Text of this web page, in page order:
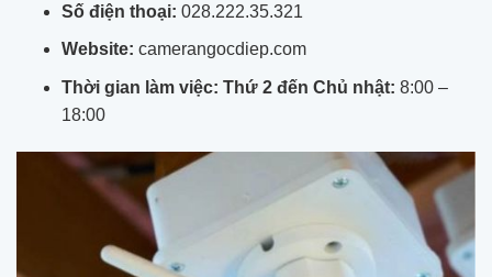
Số điện thoại: 028.222.35.321
Website: camerangocdiep.com
Thời gian làm việc: Thứ 2 đến Chủ nhật: 8:00 –
18:00